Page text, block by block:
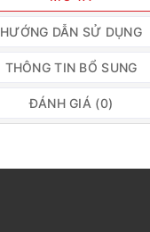
HƯỚNG DẪN SỬ DỤNG
THÔNG TIN BỔ SUNG
ĐÁNH GIÁ (0)